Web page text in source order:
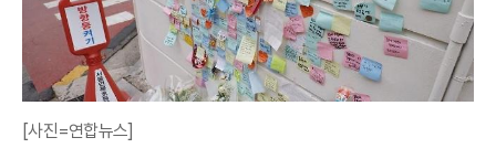
[사진=연합뉴스]